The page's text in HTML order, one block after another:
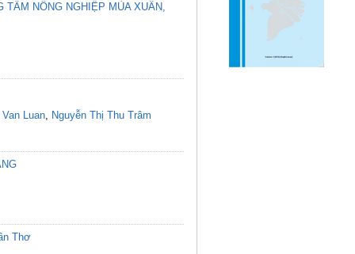
NÔNG NGHIỆP MÙA XUÂN,
Luan, Nguyễn Thị Thu Trâm
Thơ